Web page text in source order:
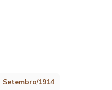
Setembro/1914